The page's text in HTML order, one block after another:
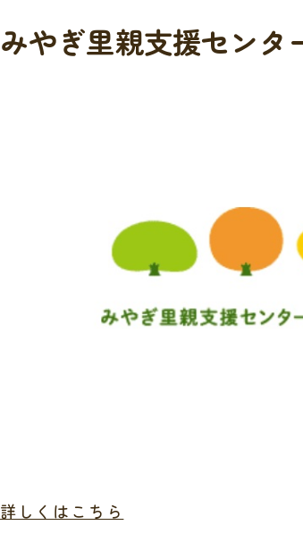
みやぎ里親支援センタ
詳しくはこちら